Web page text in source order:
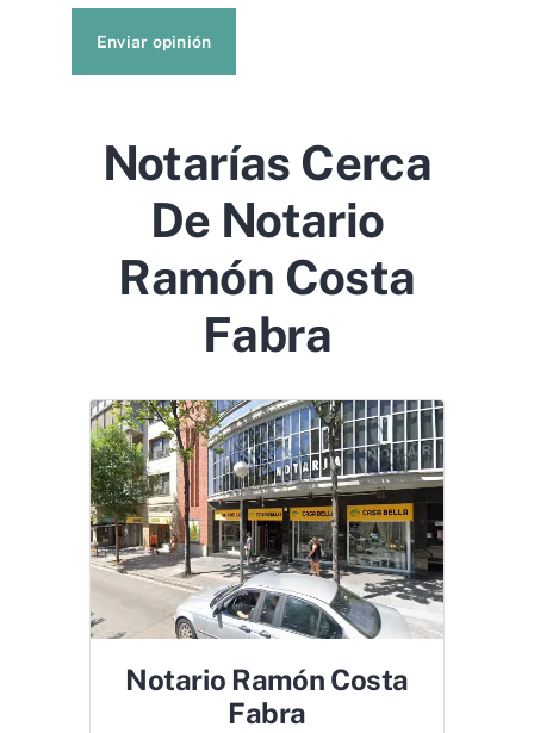
Enviar opinión
Notarías Cerca
De Notario
Ramón Costa
Fabra
Notario Ramón Costa
Fabra